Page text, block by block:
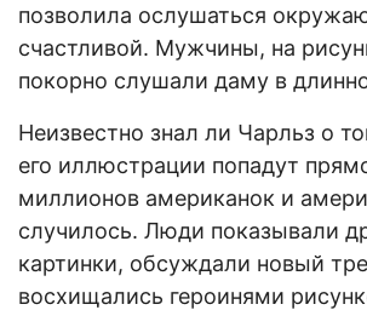
позволила ослушаться
счастливой. Мужчины, на
покорно слушали даму в
Неизвестно знал ли Чарльз о
его иллюстрации попадут
миллионов американок и
случилось. Люди показывали
картинки, обсуждали новый
восхищались героинями